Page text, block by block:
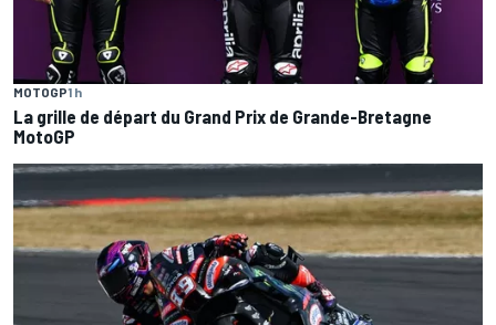
MOTOGP1 h
La grille de départ du Grand Prix de Grande-Bretagne
MotoGP